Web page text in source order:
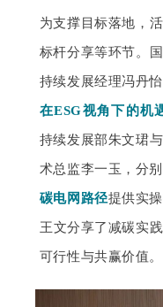
为支撑目标落地，
标杆分享等环节。
持续发展经理冯丹
在ESG视角下的机
持续发展部朱文珺
术总监李一玉，分
碳电网路径提供实
王文分享了减碳实
可行性与共赢价值。